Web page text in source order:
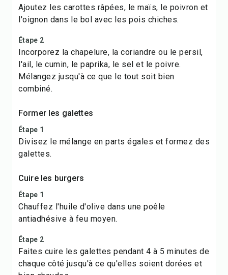
Ajoutez les carottes râpées, le maïs, le poivron et
l'oignon dans le bol avec les pois chiches.
Étape 2
Incorporez la chapelure, la coriandre ou le persil,
l'ail, le cumin, le paprika, le sel et le poivre.
Mélangez jusqu'à ce que le tout soit bien
combiné.
Former les galettes
Étape 1
Divisez le mélange en parts égales et formez des
galettes.
Cuire les burgers
Étape 1
Chauffez l'huile d'olive dans une poêle
antiadhésive à feu moyen.
Étape 2
Faites cuire les galettes pendant 4 à 5 minutes de
chaque côté jusqu'à ce qu'elles soient dorées et